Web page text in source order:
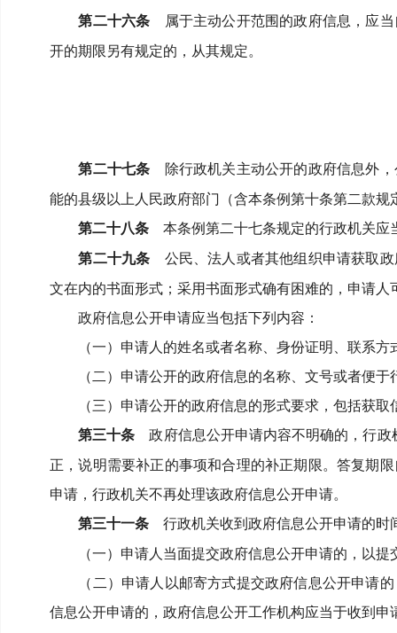
第二十六条 属于主动公开范围的政府信息，应
开的期限另有规定的，从其规定。
第二十七条 除行政机关主动公开的政府信息外
能的县级以上人民政府部门（含本条例第十条第二款
第二十八条 本条例第二十七条规定的行政机关应
第二十九条 公民、法人或者其他组织申请获取
文在内的书面形式； 采用书面形式确有困难的，申请
政府信息公开申请应当包括下列内容：
（一）申请人的姓名或者名称、身份证明、联系方
（二）申请公开的政府信息的名称、文号或者便
（三）申请公开的政府信息的形式要求，包括获
第三十条 政府信息公开申请内容不明确的，行政
正，说明需要补正的事项和合理的补正期限。 答复期
申请，行政机关不再处理该政府信息公开申请。
第三十一条 行政机关收到政府信息公开申请的时
（一）申请人当面提交政府信息公开申请的，以
（二）申请人以邮寄方式提交政府信息公开申请
信息公开申请的，政府信息公开工作机构应当于收到